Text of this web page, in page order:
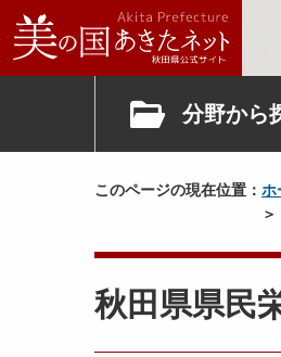
分野から
このページの現在位置： ホ
秋田県県民